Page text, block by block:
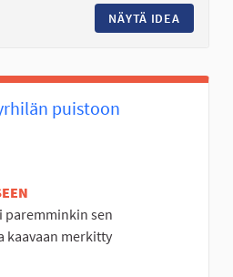
NÄYTÄ IDEA
puistoon
paremminkin sen
kaavaan merkitty